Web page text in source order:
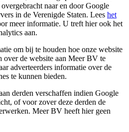
naar en door Google
in de Verenigde Staten. Lees het
meer informatie. U treft hier ook het
aan.
om bij te houden hoe onze website
over de website aan Meer BV te
adverteerders informatie over de
te kunnen bieden.
derden verschaffen indien Google
of voor zover deze derden de
Meer BV heeft hier geen